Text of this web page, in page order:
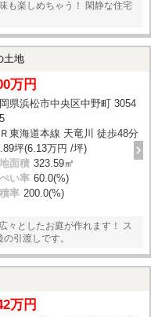
も楽しめちゃう！ 閑静な住宅
土地
万円
県浜松市中央区中野町 3054
Ｒ東海道本線 天竜川 徒歩48分
坪(6.13万円 /坪)
面積 323.59㎡
い率 60.0(%)
率 200.0(%)
々としたお庭が作れます！ ス
引渡しです。
万円